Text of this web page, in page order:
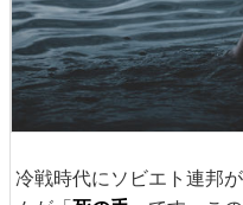
冷戦時代にソビエト連邦